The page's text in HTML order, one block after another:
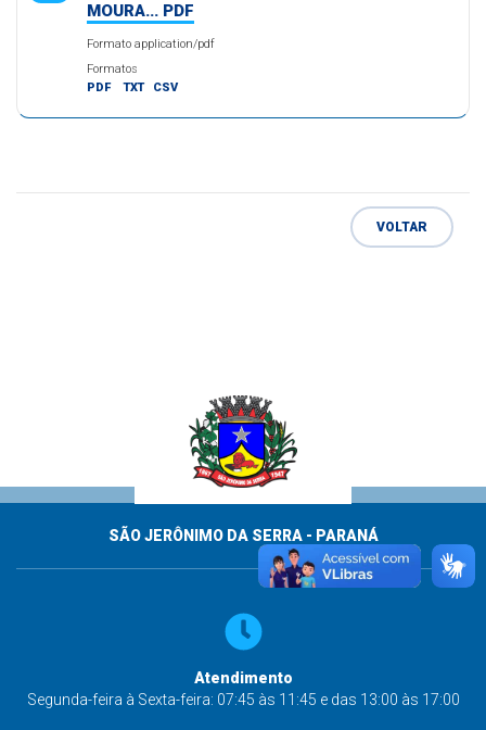
MOURA... PDF
Formato application/pdf
Formatos
PDF
TXT CSV
VOLTAR
SÃO JERÔNIMO DA SERRA - PARANÁ
Atendimento
Segunda-feira à Sexta-feira: 07:45 às 11:45 e das 13:00 às 17:00